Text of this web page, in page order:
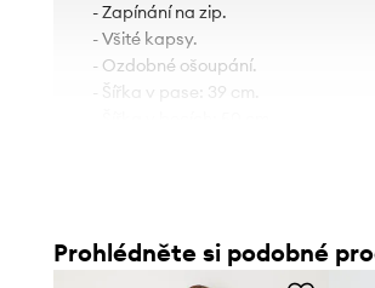
- Zapínání na zip.
- Všité kapsy.
- Ozdobné ošoupání.
- Šířka v pase: 39 cm.
Prohlédněte si podobné